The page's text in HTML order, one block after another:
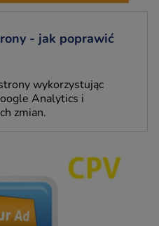
- jak poprawić
wykorzystując
Analytics i
zmian.